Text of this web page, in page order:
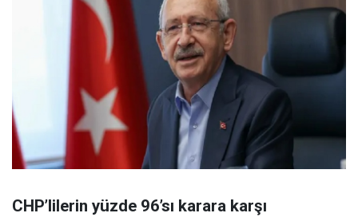
CHP’lilerin yüzde 96’sı karara karşı